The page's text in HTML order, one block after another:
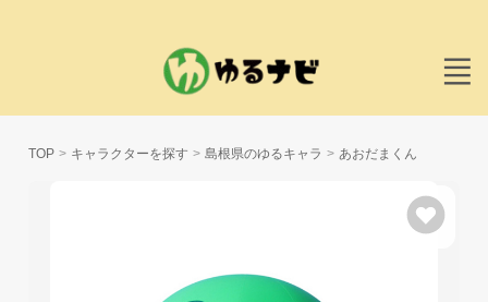
TOP キャラクターを探す 島根県のゆるキャラ あおだまくん